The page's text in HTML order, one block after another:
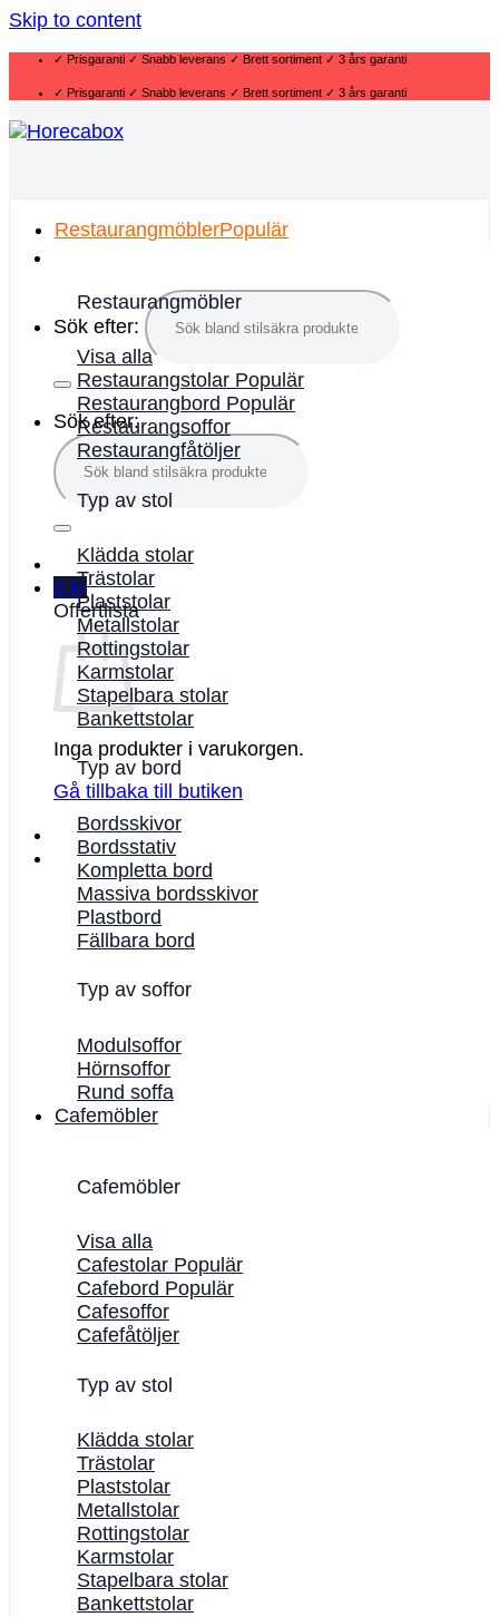
Skip to content
✓ Prisgaranti ✓ Snabb leverans ✓ Brett sortiment ✓ 3 års garanti
✓ Prisgaranti ✓ Snabb leverans ✓ Brett sortiment ✓ 3 års garanti
Sök efter:
Sök efter:
0 kr
Offertlista
Inga produkter i varukorgen.
Gå tillbaka till butiken
Restaurangmöbler
Restaurangmöbler
Visa alla
Restaurangstolar
Restaurangbord
Restaurangsoffor
Restaurangfåtöljer
Typ av stol
Klädda stolar
Trästolar
Plaststolar
Metallstolar
Rottingstolar
Karmstolar
Stapelbara stolar
Bankettstolar
Typ av bord
Bordsskivor
Bordsstativ
Kompletta bord
Massiva bordsskivor
Plastbord
Fällbara bord
Typ av soffor
Modulsoffor
Hörnsoffor
Rund soffa
Cafemöbler
Cafemöbler
Visa alla
Cafestolar
Cafebord
Cafesoffor
Cafefåtöljer
Typ av stol
Klädda stolar
Trästolar
Plaststolar
Metallstolar
Rottingstolar
Karmstolar
Stapelbara stolar
Bankettstolar